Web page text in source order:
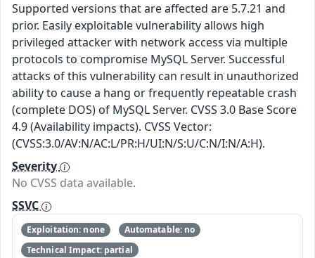
Supported versions that are affected are 5.7.21 and
prior. Easily exploitable vulnerability allows high
privileged attacker with network access via multiple
protocols to compromise MySQL Server. Successful
attacks of this vulnerability can result in unauthorized
ability to cause a hang or frequently repeatable crash
(complete DOS) of MySQL Server. CVSS 3.0 Base Score
4.9 (Availability impacts). CVSS Vector:
(CVSS:3.0/AV:N/AC:L/PR:H/UI:N/S:U/C:N/I:N/A:H).
Severity
No CVSS data available.
SSVC
Exploitation: none
Automatable: no
Technical Impact: partial